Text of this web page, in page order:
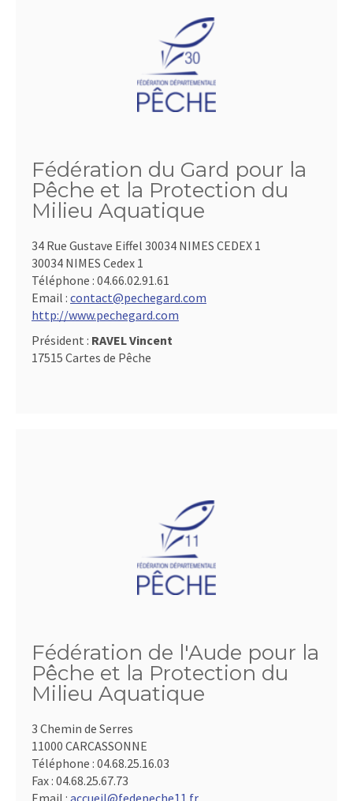
Fédération du Gard pour la
Pêche et la Protection du
Milieu Aquatique
34 Rue Gustave Eiffel 30034 NIMES CEDEX 1
30034 NIMES Cedex 1
Téléphone : 04.66.02.91.61
Email : contact@pechegard.com
http://www.pechegard.com
Président : RAVEL Vincent
17515 Cartes de Pêche
Fédération de l'Aude pour la
Pêche et la Protection du
Milieu Aquatique
3 Chemin de Serres
11000 CARCASSONNE
Téléphone : 04.68.25.16.03
Fax : 04.68.25.67.73
Email : accueil@fedepeche11.fr